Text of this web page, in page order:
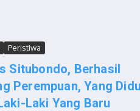
Peristiwa
Situbondo, Berhasil
Perempuan, Yang
Laki Yang Baru